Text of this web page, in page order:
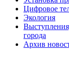
Цифровое
Экология
города
Архив